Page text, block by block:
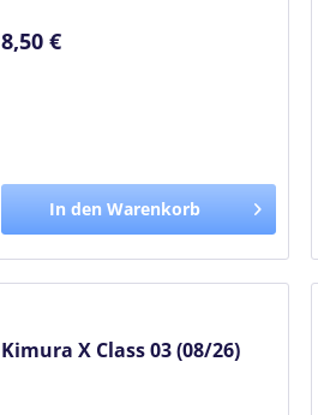
Jugendlichen immer wieder in
8,50 €
In den Warenkorb
Kimura X Class 03 (08/26)